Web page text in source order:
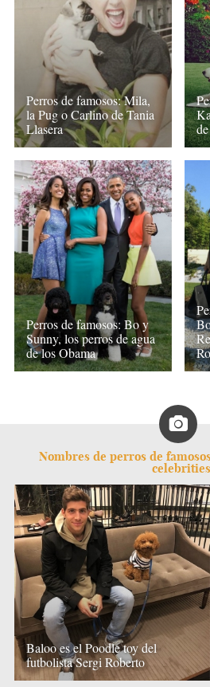
Perros de famosos: Mila,
la Pug o Carlino de Tania
Llasera
Perros de famosos: Bo y
Sunny, los perros de agua
de los Obama
Nombres de perros de
celebrities
Baloo es el Poodle toy del
futbolista Sergi Roberto